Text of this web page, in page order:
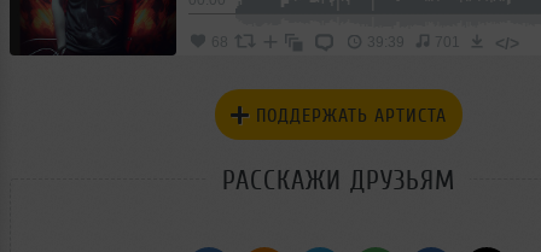
68 39:39 701 </>
ПОДДЕРЖАТЬ АРТИСТА
РАССКАЖИ ДРУЗЬЯМ